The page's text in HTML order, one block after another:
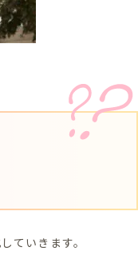
ていきます。